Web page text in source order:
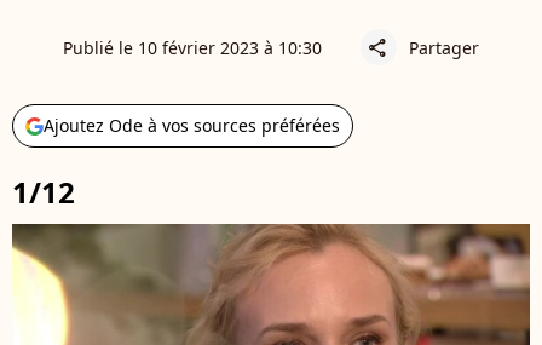
Publié le 10 février 2023 à 10:30 share Partager
Ajoutez Ode à vos sources préférées
1/12